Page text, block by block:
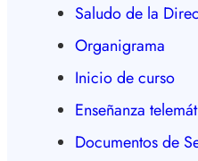
Saludo de la
Organigrama
Inicio de curso
Enseñanza
Documentos de